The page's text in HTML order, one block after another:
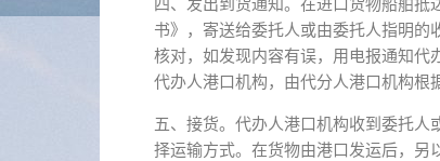
四、发出到货通知。在进口货物船舶
书》，寄送给委托人或由委托人指明
核对，如发现内容有误，用电报通知代
代办人港口机构，由代分人港口机构根
五、接货。代办人港口机构收到委托
择运输方式。在货物由港口发运后，另